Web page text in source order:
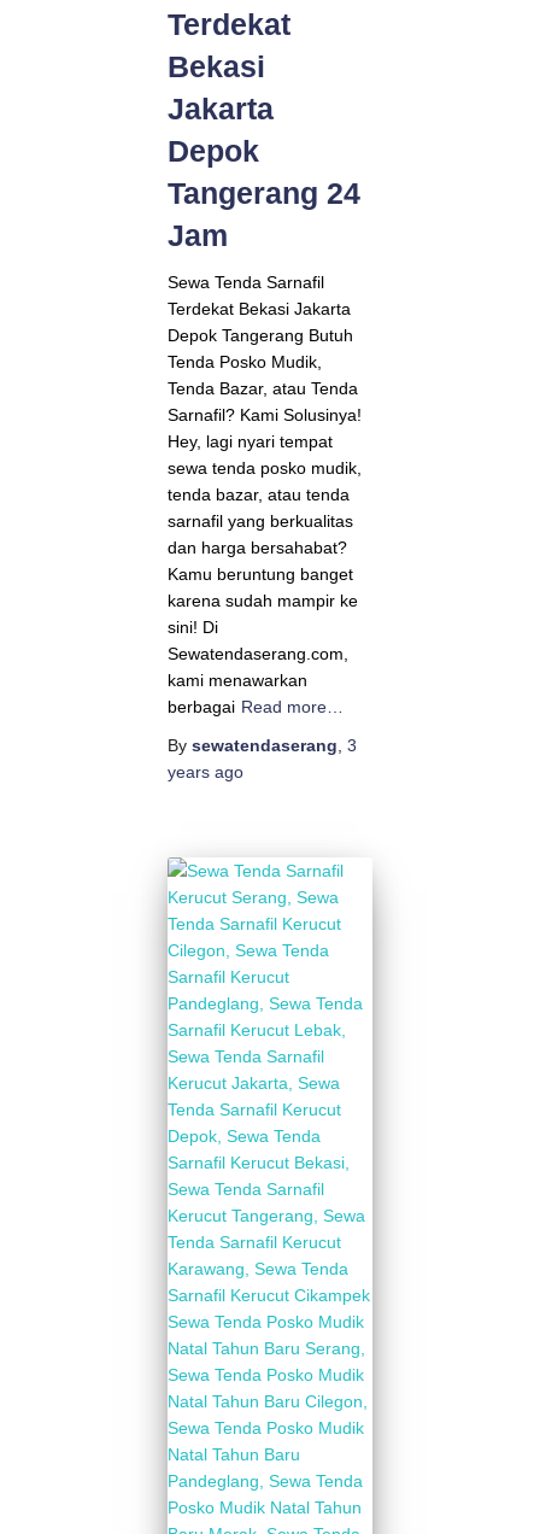
Terdekat
Bekasi
Jakarta
Depok
Tangerang 24
Jam
Sewa Tenda Sarnafil
Terdekat Bekasi Jakarta
Depok Tangerang Butuh
Tenda Posko Mudik,
Tenda Bazar, atau Tenda
Sarnafil? Kami Solusinya!
Hey, lagi nyari tempat
sewa tenda posko mudik,
tenda bazar, atau tenda
sarnafil yang berkualitas
dan harga bersahabat?
Kamu beruntung banget
karena sudah mampir ke
sini! Di
Sewatendaserang.com,
kami menawarkan
berbagai Read more…
By sewatendaserang 3
years ago